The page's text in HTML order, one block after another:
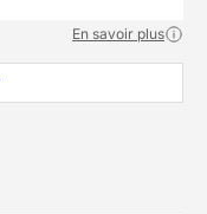
En savoir plus